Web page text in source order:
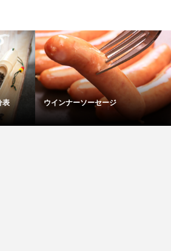
全粉乳のカロリー・栄養成分表 麩のカロ